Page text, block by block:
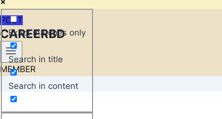
Exact matches only
Search in title
Search in content
POST
CAREERBD
MEMBER